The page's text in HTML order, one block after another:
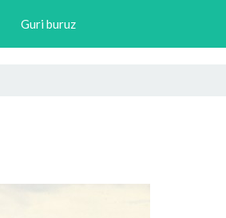
Guri buruz